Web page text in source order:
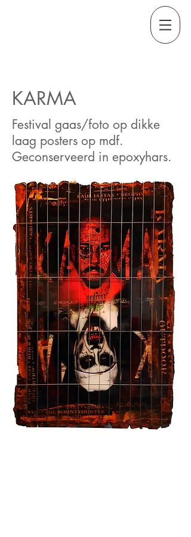
KARMA
Festival gaas/foto op dikke
laag posters op mdf.
Geconserveerd in epoxyhars.